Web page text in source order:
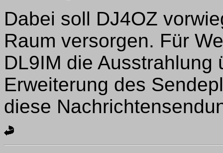
Dabei soll DJ4OZ
Raum versorgen. Für
DL9IM die Ausstrahlung
Erweiterung des
diese